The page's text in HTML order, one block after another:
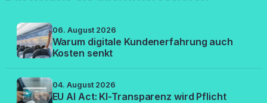
06. August 2026
Warum digitale Kundenerfahrung auch
Kosten senkt
04. August 2026
EU AI Act: KI-Transparenz wird Pflicht